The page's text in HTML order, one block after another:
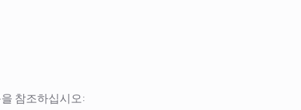
참조하십시오: